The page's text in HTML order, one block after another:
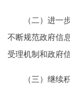
（二）进一
不断规范政府信
受理机制和政府
（三）继